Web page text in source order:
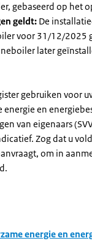
gebaseerd op het
geldt: De
voor 31/12/
later
gebruiken voor
energie en
van eigenaars
Zog dat u
om in
energie en